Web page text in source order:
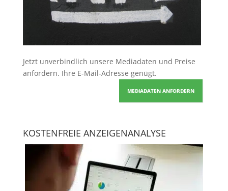
Jetzt unverbindlich unsere Mediadaten und Preise
anfordern. Ihre E-Mail-Adresse genügt.
MEDIADATEN ANFORDERN
KOSTENFREIE ANZEIGENANALYSE